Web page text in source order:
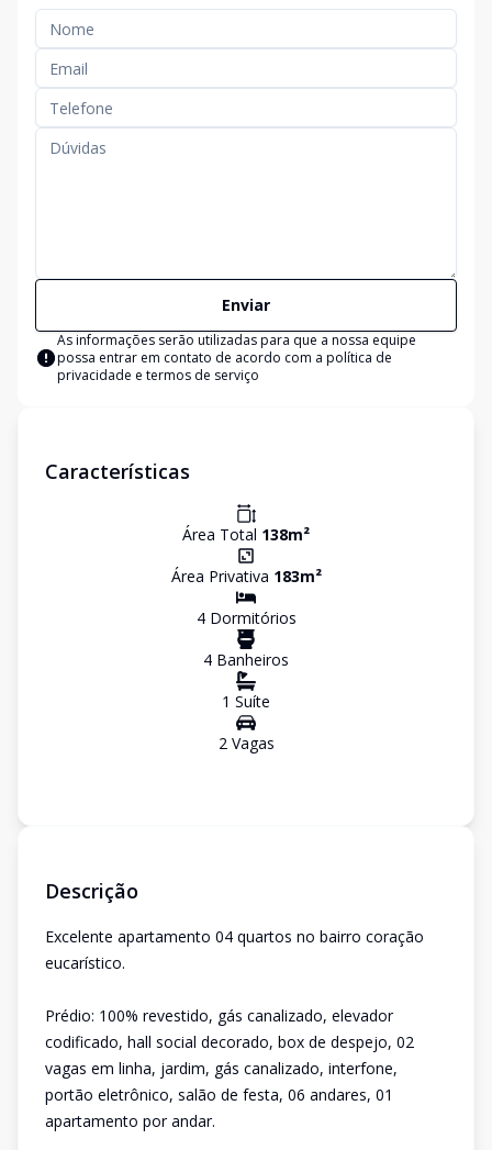
Enviar
As informações serão utilizadas para que a nossa equipe
possa entrar em contato de acordo com a política de
privacidade e termos de serviço
Características
Área Total 138m²
Área Privativa 183m²
4Dormitórios
4 Banheiros
1 Suíte
2Vagas
Descrição
Excelente apartamento 04 quartos no bairro coração
eucarístico.
Prédio: 100% revestido, gás canalizado, elevador
codificado, hall social decorado, box de despejo, 02
vagas em linha, jardim, gás canalizado, interfone,
portão eletrônico, salão de festa, 06 andares, 01
apartamento por andar.